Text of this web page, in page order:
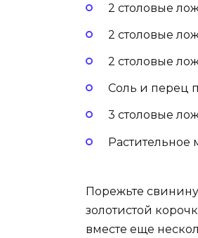
2 столовые
2 столовые
2 столовые
Соль и перец
3 столовые
Растительное
Порежьте
золотистой
вместе еще